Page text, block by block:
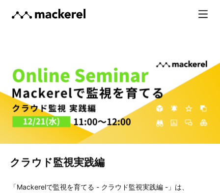
クラウド監視実践編
「Mackerelで監視を育てる - クラウド監視実践編 -」は、